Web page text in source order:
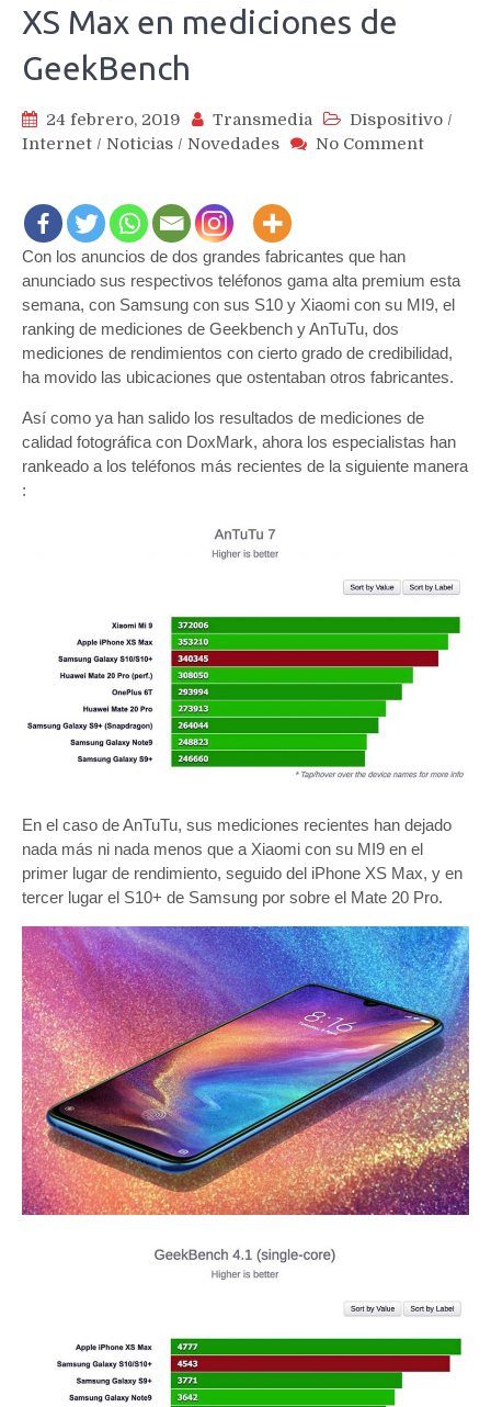
XS Max en mediciones de
GeekBench
24 febrero, 2019 Transmedia Dispositivo /
Internet / Noticias / Novedades No Commenton
no
logran
al
iPhone
Max
en
Con los anuncios de dos grandes fabricantes que han
anunciado sus respectivos teléfonos gama alta premium esta
semana, con Samsung con sus S10 y Xiaomi con su MI9, el
ranking de mediciones de Geekbench y AnTuTu, dos
mediciones de rendimientos con cierto grado de credibilidad,
ha movido las ubicaciones que ostentaban otros fabricantes.
Así como ya han salido los resultados de mediciones de
calidad fotográfica con DoxMark, ahora los especialistas han
rankeado a los teléfonos más recientes de la siguiente manera
:
En el caso de AnTuTu, sus mediciones recientes han dejado
nada más ni nada menos que a Xiaomi con su MI9 en el
primer lugar de rendimiento, seguido del iPhone XS Max, y en
tercer lugar el S10+ de Samsung por sobre el Mate 20 Pro.